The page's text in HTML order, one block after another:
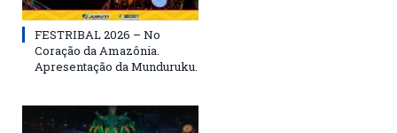
FESTRIBAL 2026 – No
Coração da Amazônia.
Apresentação da Munduruku.